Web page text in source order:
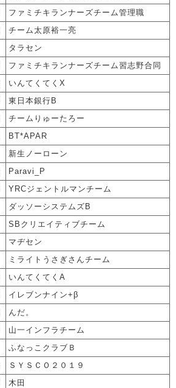
ファミチキランナーズチーム管理職
チーム太原裕一亮
タラセン
ファミチキランナーズチーム習志野合同
いんてくてくX
東日本銀行B
チームりゅーたろー
BT*APAR
新生ノーローン
Paravi_P
YRCジェントルマンチーム
ダッソーシステムズB
SBクリエイティブチーム
マヂセン
ミライトうさぎさんチーム
いんてくてくA
イレブンナイン+β
んだ。
山一インフラチーム
ふなっこクラブＢ
ＳＹＳＣＯ２０１９
木田